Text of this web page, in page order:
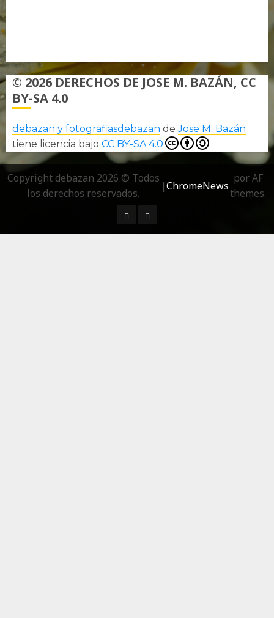
© 2026 DERECHOS DE JOSE M. BAZÁN, CC
BY-SA 4.0
debazan y fotografiasdebazan deJose M. Bazán
tiene licencia bajo CC BY-SA 4.0
Copyright debazan 2026 © Todos
los derechos reservados.
|ChromeNews
por AF
themes.
¿ Quién soy…?
Más información sobre las